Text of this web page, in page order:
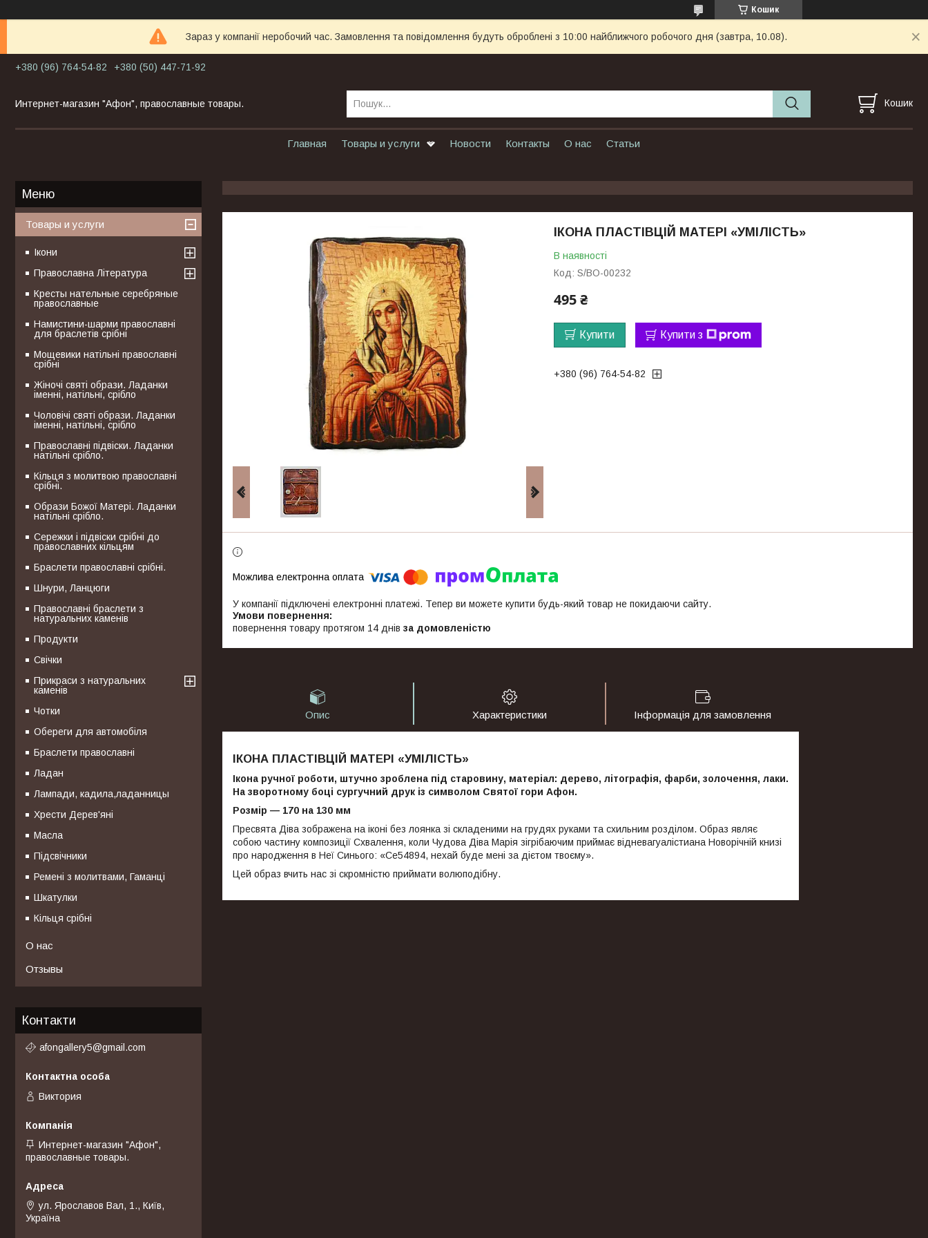
Кошик
Зараз у компанії неробочий час. Замовлення та повідомлення будуть оброблені з 10:00 найближчого робочого дня (завтра, 10.08).
+380 (96) 764-54-82 +380 (50) 447-71-92
Интернет-магазин "Афон", православные товары. Кошик
Главная Товары и услуги Новости Контакты О нас Статьи
ІКОНА ПЛАСТІВЦІЙ МАТЕРІ «УМІЛІСТЬ»
В наявності
Код: S/BO-00232
495 ₴
Купити Купити з
+380 (96) 764-54-82
У компанії підключені електронні платежі. Тепер ви можете купити будь-який товар не покидаючи сайту.
повернення товару протягом 14 днів за домовленістю
Опис Характеристики Інформація для замовлення
ІКОНА ПЛАСТІВЦІЙ МАТЕРІ «УМІЛІСТЬ»
Ікона ручної роботи, штучно зроблена під старовину, матеріал: дерево, літографія, фарби, золочення, лаки.
На зворотному боці сургучний друк із символом Святої гори Афон.
Розмір — 170 на 130 мм
Пресвята Діва зображена на іконі без лоянка зі складеними на грудях руками та схильним розділом. Образ являє
собою частину композиції Схвалення, коли Чудова Діва Марія зігрібаючим приймає відневагуалістиана Новорічній книзі
про народження в Неї Синього: «Се54894, нехай буде мені за дієтом твоєму».
Цей образ вчить нас зі скромністю приймати волюподібну.
Товары и услуги
Ікони
Православна Література
Кресты нательные серебряные
православные
Намистини-шарми православні
для браслетів срібні
Мощевики натільні православні
срібні
Жіночі святі образи. Ладанки
іменні, натільні, срібло
Чоловічі святі образи. Ладанки
іменні, натільні, срібло
Православні підвіски. Ладанки
натільні срібло.
Кільця з молитвою православні
срібні.
Образи Божої Матері. Ладанки
натільні срібло.
Сережки і підвіски срібні до
православних кільцям
Браслети православні срібні.
Шнури, Ланцюги
Православні браслети з
натуральних каменів
Продукти
Свічки
Прикраси з натуральних
каменів
Чотки
Обереги для автомобіля
Браслети православні
Ладан
Лампади, кадила,ладанницы
Хрести Дерев'яні
Масла
Підсвічники
Ремені з молитвами, Гаманці
Шкатулки
Кільця срібні
О нас
Отзывы
Контакти
afongallery5@gmail.com
Виктория
Интернет-магазин "Афон",
православные товары.
ул. Ярославов Вал, 1., Київ,
Україна